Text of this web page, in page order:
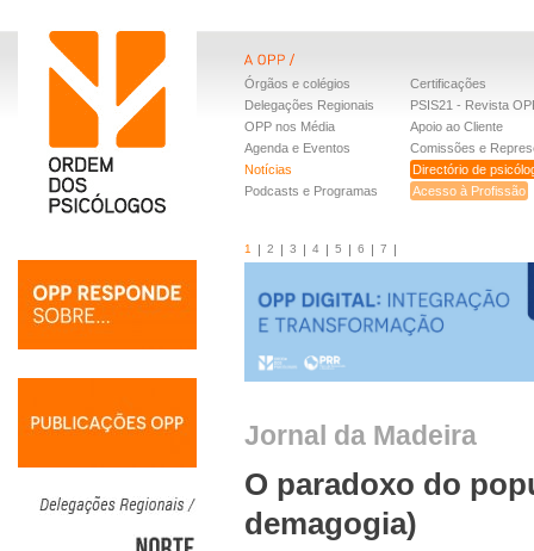
Órgãos e colégios
Delegações Regionais
OPP nos Média
Agenda e Eventos
Notícias
Podcasts e Programas
Certificações
PSIS21 - Revista
Apoio ao Cliente
Comissões e
Directório de
Acesso à Profissão
1 2 3 4 5 6 7
Jornal da Madeira
O paradoxo do
demagogia)